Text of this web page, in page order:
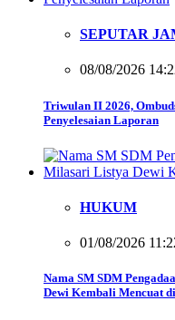
SEPUTAR
08/08/2026
Triwulan II 2026,
Penyelesaian Laporan
HUKUM
01/08/2026
Nama SM SDM
Dewi Kembali Mencuat